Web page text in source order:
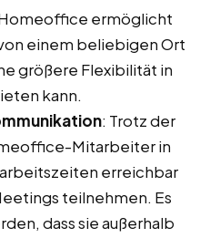
ermöglicht
einem beliebigen Ort
größere Flexibilität in
kann.
: Trotz der
Mitarbeiter in
erreichbar
teilnehmen. Es
dass sie außerhalb